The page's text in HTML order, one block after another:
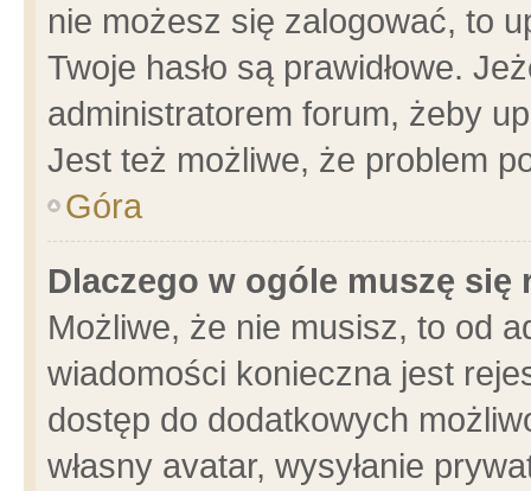
nie możesz się zalogować, to
Twoje hasło są prawidłowe.
administratorem forum, żeby
Jest też możliwe, że problem
Góra
Dlaczego w ogóle muszę się
Możliwe, że nie musisz, to od
wiadomości konieczna jest
dostęp do dodatkowych
własny avatar, wysyłanie